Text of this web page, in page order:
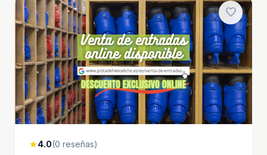
favorite
star4.0(0 reseñas)